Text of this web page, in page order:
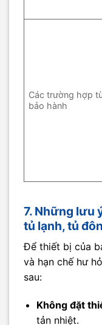
Các trường hợp
bảo hành
7. Những lưu
tủ lạnh, tủ
Để thiết bị của
và hạn chế hư
sau:
Không đặt
tản nhiệt.